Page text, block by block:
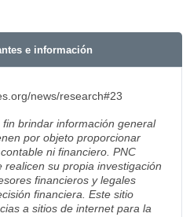
e información
news/research#23
brindar información general
por objeto proporcionar
ni financiero. PNC
su propia investigación
financieros y legales
financiera. Este sitio
a sitios de internet para la